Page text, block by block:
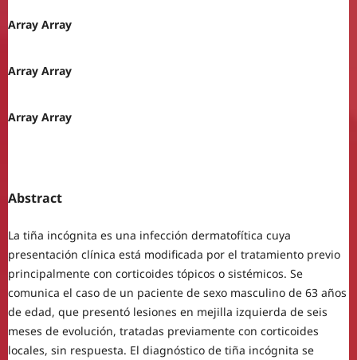
Array Array
Array Array
Array Array
Abstract
La tiña incógnita es una infección dermatofítica cuya
presentación clínica está modificada por el tratamiento previo
principalmente con corticoides tópicos o sistémicos. Se
comunica el caso de un paciente de sexo masculino de 63 años
de edad, que presentó lesiones en mejilla izquierda de seis
meses de evolución, tratadas previamente con corticoides
locales, sin respuesta. El diagnóstico de tiña incógnita se